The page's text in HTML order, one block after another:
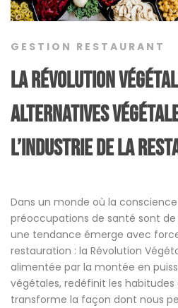
GESTION RESTAURANT
La Révolution
Alternatives
l’Industrie de la
Dans un monde où la
préoccupations de santé sont de
une tendance émerge avec
restauration : la Révolution
alimentée par la montée en
végétales, redéfinit les
transforme la façon dont nous